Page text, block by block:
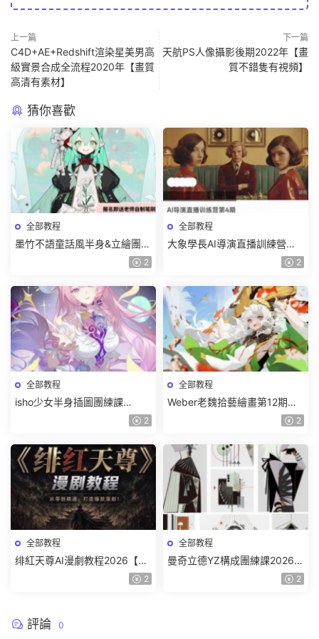
上一篇
C4D+AE+Redshift渲染星美男高
級實景合成全流程2020年【畫質
高清有素材】
下一篇
天航PS人像攝影後期2022年【畫
質不錯隻有視頻】
猜你喜歡
全部教程
墨竹不語童話風半身&立繪團練
課2026【畫質高清有課件筆 2
全部教程
大象學長AI導演直播訓練營第4
期2026【畫質高清有資料】 2
全部教程
isho少女半身插圖團練課
2026【畫質高清隻有視頻】 2
全部教程
Weber老魏拾藝繪畫第12期角
色特訓班【畫質不錯隻有視
2
全部教程
绯紅天尊AI漫劇教程2026【畫
2
全部教程
曼奇立德YZ構成團練課2026年
8月已結課【畫質高清有課件】
2
評論 0